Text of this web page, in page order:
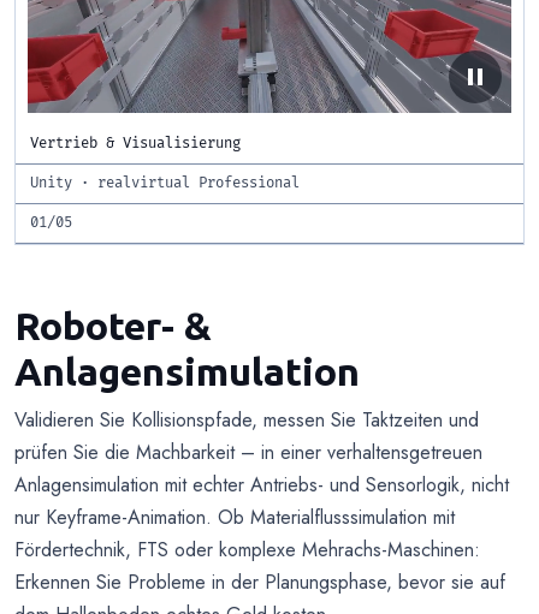
pause
Vertrieb & Visualisierung
Unity · realvirtual Professional
01/05
Roboter- &
Anlagensimulation
Validieren Sie Kollisionspfade, messen Sie Taktzeiten und
prüfen Sie die Machbarkeit – in einer verhaltensgetreuen
Anlagensimulation mit echter Antriebs- und Sensorlogik, nicht
nur Keyframe-Animation. Ob Materialflusssimulation mit
Fördertechnik, FTS oder komplexe Mehrachs-Maschinen:
Erkennen Sie Probleme in der Planungsphase, bevor sie auf